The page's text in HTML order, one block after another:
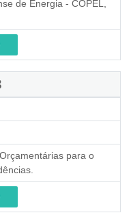
de Energia - COPEL,
para o